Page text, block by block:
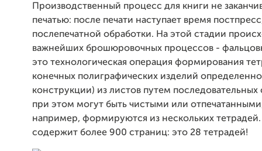
Производственный процесс для книги не
печатью: после печати наступает время
послепечатной обработки. На этой стадии
важнейших брошюровочных процессов -
это технологическая операция формирования
конечных полиграфических изделий
конструкции) из листов путем последовательных
при этом могут быть чистыми или
например, формируются из нескольких
содержит более 900 страниц: это 28 тетрадей!